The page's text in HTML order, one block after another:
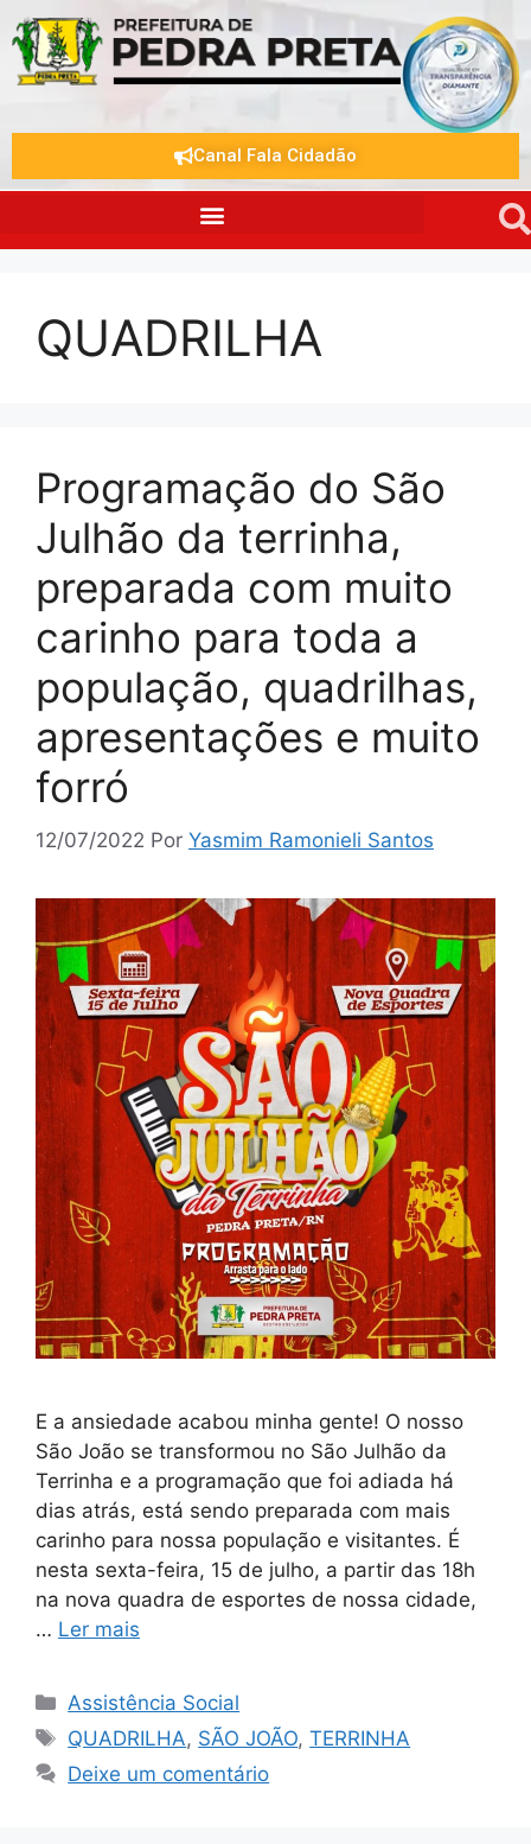
Canal Fala Cidadão
QUADRILHA
Programação do São
Julhão da terrinha,
preparada com muito
carinho para toda a
população, quadrilhas,
apresentações e muito
forró
12/07/2022 Por Yasmim Ramonieli Santos
E a ansiedade acabou minha gente! O nosso
São João se transformou no São Julhão da
Terrinha e a programação que foi adiada há
dias atrás, está sendo preparada com mais
carinho para nossa população e visitantes. É
nesta sexta-feira, 15 de julho, a partir das 18h
na nova quadra de esportes de nossa cidade,
… Ler mais
Assistência Social
QUADRILHA, SÃO JOÃO,TERRINHA
Deixe um comentário